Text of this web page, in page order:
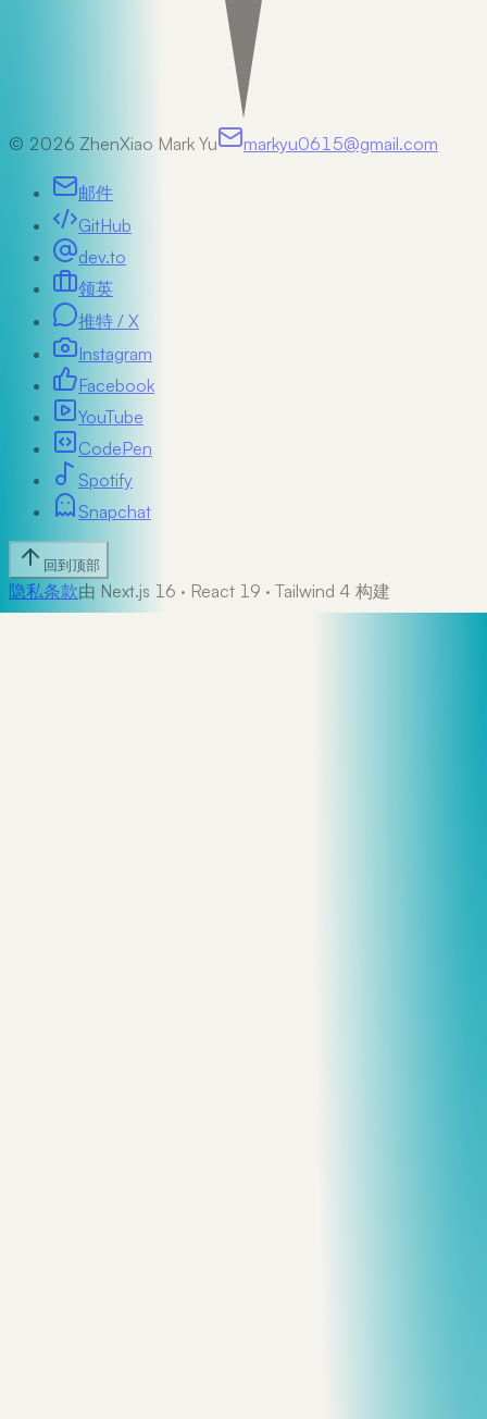
© 2026 ZhenXiao Mark Yu markyu0615@gmail.com
邮件
GitHub
dev.to
领英
推特 / X
Instagram
Facebook
YouTube
CodePen
Spotify
Snapchat
回到顶部
隐私条款由 Next.js 16 · React 19 · Tailwind 4 构建